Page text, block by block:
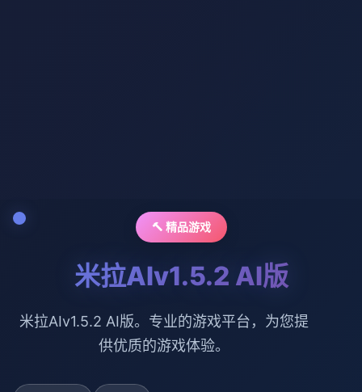
🔨 精品游戏
米拉AIv1.5.2 AI版
米拉AIv1.5.2 AI版。专业的游戏平台，为您提
供优质的游戏体验。